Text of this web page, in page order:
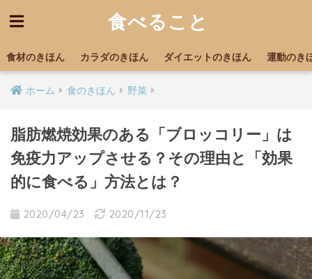
食べること
食材のきほん カラダのきほん ダイエットのきほん 運動のき
ホーム 食のきほん 野菜
脂肪燃焼効果のある「ブロッコリー」は
免疫力アップさせる？その理由と「効果
的に食べる」方法とは？
2020/04/23 2020/11/23